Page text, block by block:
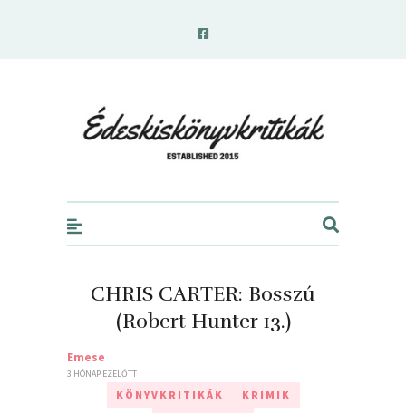
CHRIS CARTER: Bosszú
(Robert Hunter 13.)
Emese
3 HÓNAP EZELŐTT
KÖNYVKRITIKÁK
KRIMIK